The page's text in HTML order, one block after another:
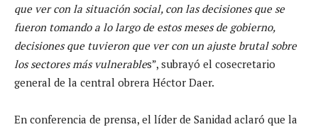
que ver con la situación social, con las decisiones que se
fueron tomando a lo largo de estos meses de gobierno,
decisiones que tuvieron que ver con un ajuste brutal sobre
los sectores más vulnerables”, subrayó el cosecretario
general de la central obrera Héctor Daer.
En conferencia de prensa, el líder de Sanidad aclaró que la